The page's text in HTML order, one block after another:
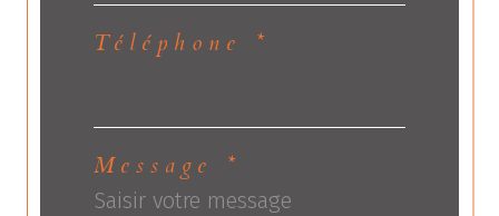
Téléphone *
Message *